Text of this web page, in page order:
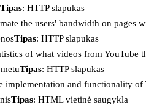
Tipas: HTTP slapukas
the users' bandwidth on pages
Tipas: HTTP slapukas
of what videos from YouTube
Tipas: HTTP slapukas
implementation and functionality of
Tipas: HTML vietinė saugykla